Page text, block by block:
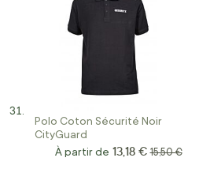
Polo Coton Sécurité Noir
CityGuard
À partir de 13,18 € Prix normal
15,50 €